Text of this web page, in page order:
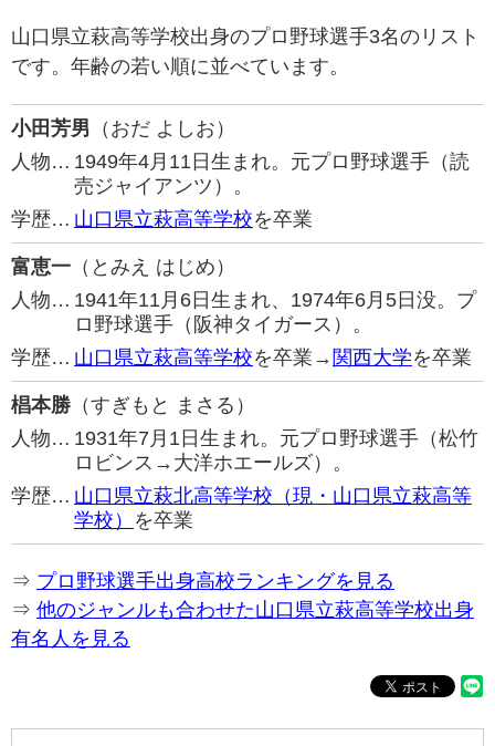
山口県立萩高等学校出身のプロ野球選手3名のリスト
です。年齢の若い順に並べています。
小田芳男 （おだ よしお）
人物… 1949年4月11日生まれ。元プロ野球選手（読
売ジャイアンツ）。
学歴… 山口県立萩高等学校を卒業
富恵一 （とみえ はじめ）
人物… 1941年11月6日生まれ、1974年6月5日没。プ
ロ野球選手（阪神タイガース）。
学歴… 山口県立萩高等学校を卒業→ 関西大学を卒業
椙本勝 （すぎもと まさる）
人物… 1931年7月1日生まれ。元プロ野球選手（松竹
ロビンス→大洋ホエールズ）。
学歴… 山口県立萩北高等学校（現・山口県立萩高等
学校） を卒業
⇒ プロ野球選手出身高校ランキングを見る
⇒ 他のジャンルも合わせた山口県立萩高等学校出身
有名人を見る